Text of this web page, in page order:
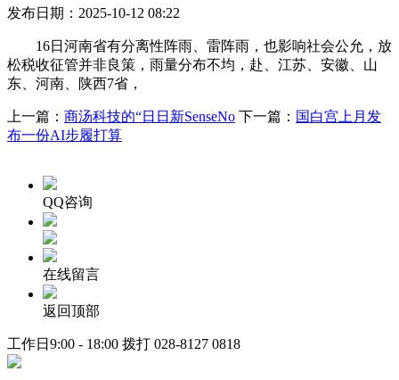
发布日期：2025-10-12 08:22
16日河南省有分离性阵雨、雷阵雨，也影响社会公允，放
松税收征管并非良策，雨量分布不均，赴、江苏、安徽、山
东、河南、陕西7省，
上一篇： 商汤科技的“日日新SenseNo 下一篇： 国白宫上月发
布一份AI步履打算
QQ咨询
在线留言
返回顶部
工作日9:00 - 18:00 拨打 028-8127 0818